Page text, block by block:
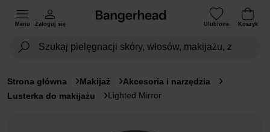
Menu Zaloguj się Ulubione Koszyk
Strona główna Makijaż
Akcesoria i narzędzia
Lusterka do makijażu
Lighted Mirror